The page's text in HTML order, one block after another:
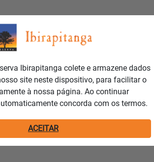
para o descarte correto de
materiais sejam reciclados de
correto utilizando a caixa
diferença na preservação do
ambientais em dia.
Ibirapitanga colete e armazene dados
site neste dispositivo, para facilitar o
à nossa página. Ao continuar
concorda com os termos.
ACEITAR